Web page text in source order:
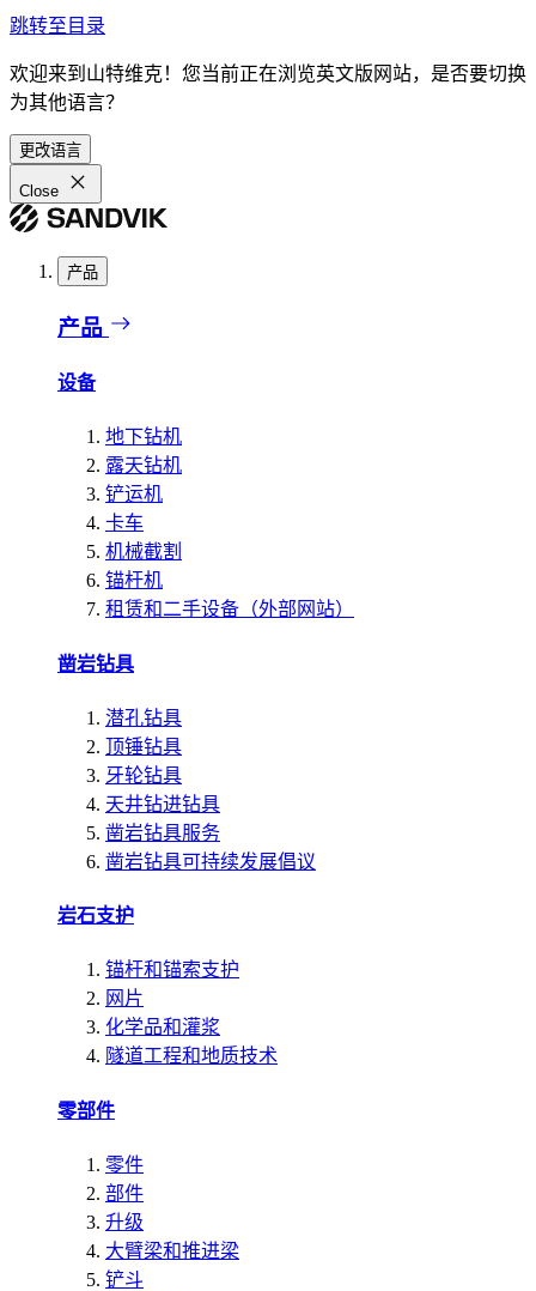
跳转至目录
欢迎来到山特维克！您当前正在浏览英文版网站，是否要切换
为其他语言？
更改语言
Close
产品
产品
设备
地下钻机
露天钻机
铲运机
卡车
机械截割
锚杆机
租赁和二手设备（外部网站）
凿岩钻具
潜孔钻具
顶锤钻具
牙轮钻具
天井钻进钻具
凿岩钻具服务
凿岩钻具可持续发展倡议
岩石支护
锚杆和锚索支护
网片
化学品和灌浆
隧道工程和地质技术
零部件
零件
部件
升级
大臂梁和推进梁
铲斗